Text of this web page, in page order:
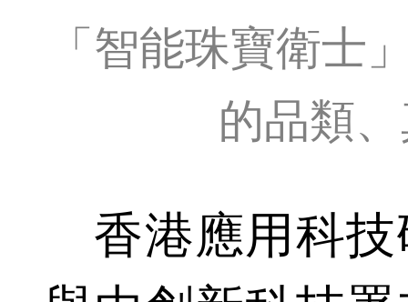
「智能珠寶衛士
的品類
香港應用科技